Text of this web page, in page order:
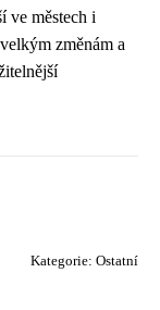
ve městech i
změnám a
Kategorie: Ostatní